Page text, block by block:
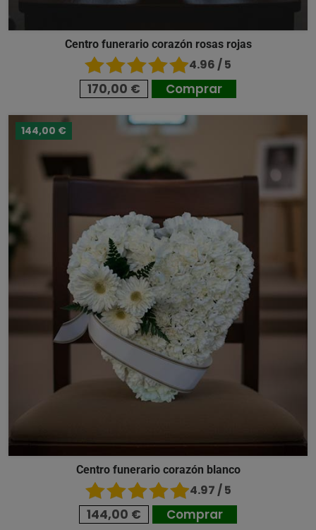
Centro funerario corazón rosas rojas
4.96 / 5
170,00 € Comprar
144,00 €
Centro funerario corazón blanco
4.97 / 5
144,00 € Comprar